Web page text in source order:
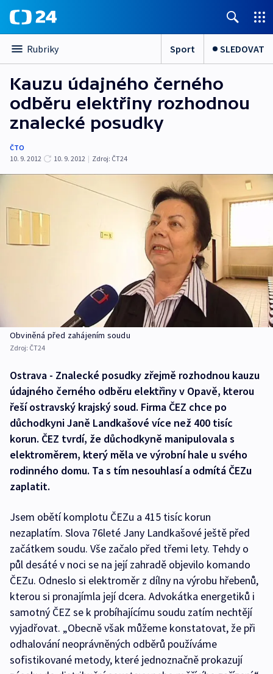
Rubriky Sport SLEDOVAT
Kauzu údajného černého
odběru elektřiny rozhodnou
znalecké posudky
ČTO
10. 9. 2012
10. 9. 2012 | Zdroj: ČT24
Obviněná před zahájením soudu
Zdroj: ČT24
Ostrava - Znalecké posudky zřejmě rozhodnou kauzu
údajného černého odběru elektřiny v Opavě, kterou
řeší ostravský krajský soud. Firma ČEZ chce po
důchodkyni Janě Landkašové více než 400 tisíc
korun. ČEZ tvrdí, že důchodkyně manipulovala s
elektroměrem, který měla ve výrobní hale u svého
rodinného domu. Ta s tím nesouhlasí a odmítá ČEZu
zaplatit.
Jsem obětí komplotu ČEZu a 415 tisíc korun
nezaplatím. Slova 76leté Jany Landkašové ještě před
začátkem soudu. Vše začalo před třemi lety. Tehdy o
půl desáté v noci se na její zahradě objevilo komando
ČEZu. Odneslo si elektroměr z dílny na výrobu hřebenů,
kterou si pronajímla její dcera. Advokátka energetiků i
samotný ČEZ se k probíhajícímu soudu zatím nechtějí
vyjadřovat. „Obecně však můžeme konstatovat, že při
odhalování neoprávněných odběrů používáme
sofistikované metody, které jednoznačně prokazují